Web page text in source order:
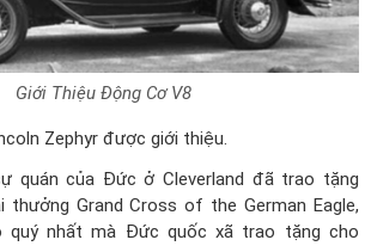
Giới Thiệu Động Cơ V8
Zephyr được giới thiệu.
quán của Đức ở Cleverland đã trao tặng
thưởng Grand Cross of the German Eagle,
quý nhất mà Đức quốc xã trao tặng cho